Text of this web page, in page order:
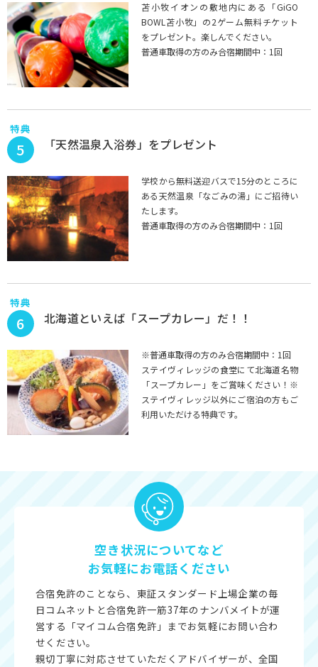
苫小牧イオンの敷地内にある「GiGO
BOWL苫小牧」の2ゲーム無料チケット
をプレゼント。楽しんでください。
普通車取得の方のみ合宿期間中：1回
特典
5 「天然温泉入浴券」をプレゼント
学校から無料送迎バスで15分のところに
ある天然温泉「なごみの湯」にご招待い
たします。
普通車取得の方のみ合宿期間中：1回
特典
6 北海道といえば「スープカレー」だ！！
※普通車取得の方のみ合宿期間中：1回
ステイヴィレッジの食堂にて北海道名物
「スープカレー」をご賞味ください！※
ステイヴィレッジ以外にご宿泊の方もご
利用いただける特典です。
空き状況についてなど
お気軽にお電話ください
合宿免許のことなら、東証スタンダード上場企業の毎
日コムネットと合宿免許一筋37年のナンバメイトが運
営する「マイコム合宿免許」までお気軽にお問い合わ
せください。
親切丁寧に対応させていただくアドバイザーが、全国